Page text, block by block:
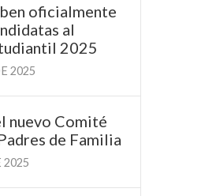
oficialmente
al
2025
2025
nuevo Comité
de Familia
2025